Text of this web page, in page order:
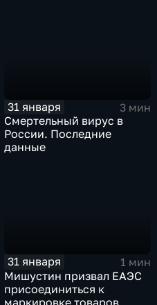
31 января
3 мин
Смертельный вирус в
России. Последние
данные
31 января
1 мин
Мишустин призвал ЕАЭС
присоединиться к
маркировке товаров